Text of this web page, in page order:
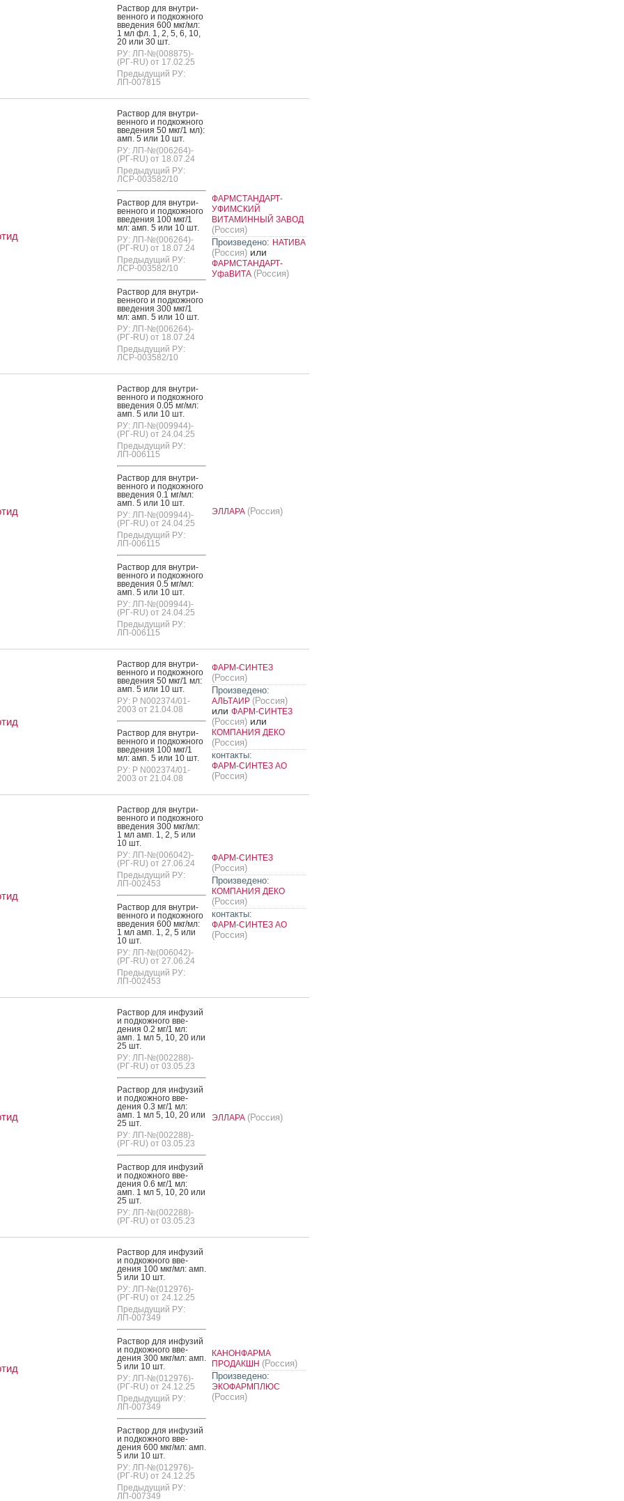
Рас­твор для внут­ри­
вен­но­го и под­кожно­го
вве­дения 600 мкг/мл:
1 мл фл. 1, 2, 5, 6, 10,
20 или 30 шт.
РУ: ЛП-№(008875)-
(РГ-RU) от 17.02.25
Предыдущий РУ:
ЛП-007815
Рас­твор для внут­ри­
вен­но­го и под­кожно­го
вве­дения 50 мкг/1 мл):
амп. 5 или 10 шт.
РУ: ЛП-№(006264)-
(РГ-RU) от 18.07.24
Предыдущий РУ:
ЛСР-003582/10
Рас­твор для внут­ри­
вен­но­го и под­кожно­го
вве­дения 100 мкг/1
мл: амп. 5 или 10 шт.
РУ: ЛП-№(006264)-
(РГ-RU) от 18.07.24
Предыдущий РУ:
ЛСР-003582/10
Рас­твор для внут­ри­
вен­но­го и под­кожно­го
вве­дения 300 мкг/1
мл: амп. 5 или 10 шт.
РУ: ЛП-№(006264)-
(РГ-RU) от 18.07.24
Предыдущий РУ:
ЛСР-003582/10
ФАРМСТАНДАРТ-
УФИМСКИЙ
ВИТАМИННЫЙ ЗАВОД
(Россия)
Произведено: НАТИВА
(Россия)или
ФАРМСТАНДАРТ-
УфаВИТА (Россия)
Рас­твор для внут­ри­
вен­но­го и под­кожно­го
вве­дения 0.05 мг/мл:
амп. 5 или 10 шт.
РУ: ЛП-№(009944)-
(РГ-RU) от 24.04.25
Предыдущий РУ:
ЛП-006115
Рас­твор для внут­ри­
вен­но­го и под­кожно­го
вве­дения 0.1 мг/мл:
амп. 5 или 10 шт.
РУ: ЛП-№(009944)-
(РГ-RU) от 24.04.25
Предыдущий РУ:
ЛП-006115
Рас­твор для внут­ри­
вен­но­го и под­кожно­го
вве­дения 0.5 мг/мл:
амп. 5 или 10 шт.
РУ: ЛП-№(009944)-
(РГ-RU) от 24.04.25
Предыдущий РУ:
ЛП-006115
ЭЛЛАРА (Россия)
Рас­твор для внут­ри­
вен­но­го и под­кожно­го
вве­дения 50 мкг/1 мл:
амп. 5 или 10 шт.
РУ: Р N002374/01-
2003 от 21.04.08
Рас­твор для внут­ри­
вен­но­го и под­кожно­го
вве­дения 100 мкг/1
мл: амп. 5 или 10 шт.
РУ: Р N002374/01-
2003 от 21.04.08
ФАРМ-СИНТЕЗ
(Россия)
Произведено:
АЛЬТАИР (Россия)
или ФАРМ-СИНТЕЗ
(Россия)или
КОМПАНИЯ ДЕКО
(Россия)
контакты:
ФАРМ-СИНТЕЗ АО
(Россия)
Рас­твор для внут­ри­
вен­но­го и под­кожно­го
вве­дения 300 мкг/мл:
1 мл амп. 1, 2, 5 или
10 шт.
РУ: ЛП-№(006042)-
(РГ-RU) от 27.06.24
Предыдущий РУ:
ЛП-002453
Рас­твор для внут­ри­
вен­но­го и под­кожно­го
вве­дения 600 мкг/мл:
1 мл амп. 1, 2, 5 или
10 шт.
РУ: ЛП-№(006042)-
(РГ-RU) от 27.06.24
Предыдущий РУ:
ЛП-002453
ФАРМ-СИНТЕЗ
(Россия)
Произведено:
КОМПАНИЯ ДЕКО
(Россия)
контакты:
ФАРМ-СИНТЕЗ АО
(Россия)
Рас­твор для ин­фу­зий
и под­кожно­го вве­
дения 0.2 мг/1 мл:
амп. 1 мл 5, 10, 20 или
25 шт.
РУ: ЛП-№(002288)-
(РГ-RU) от 03.05.23
Рас­твор для ин­фу­зий
и под­кожно­го вве­
дения 0.3 мг/1 мл:
амп. 1 мл 5, 10, 20 или
25 шт.
РУ: ЛП-№(002288)-
(РГ-RU) от 03.05.23
Рас­твор для ин­фу­зий
и под­кожно­го вве­
дения 0.6 мг/1 мл:
амп. 1 мл 5, 10, 20 или
25 шт.
РУ: ЛП-№(002288)-
(РГ-RU) от 03.05.23
ЭЛЛАРА (Россия)
Рас­твор для ин­фу­зий
и под­кожно­го вве­
дения 100 мкг/мл: амп.
5 или 10 шт.
РУ: ЛП-№(012976)-
(РГ-RU) от 24.12.25
Предыдущий РУ:
ЛП-007349
Рас­твор для ин­фу­зий
и под­кожно­го вве­
дения 300 мкг/мл: амп.
5 или 10 шт.
РУ: ЛП-№(012976)-
(РГ-RU) от 24.12.25
Предыдущий РУ:
ЛП-007349
Рас­твор для ин­фу­зий
и под­кожно­го вве­
дения 600 мкг/мл: амп.
5 или 10 шт.
РУ: ЛП-№(012976)-
(РГ-RU) от 24.12.25
Предыдущий РУ:
ЛП-007349
КАНОНФАРМА
ПРОДАКШН (Россия)
Произведено:
ЭКОФАРМПЛЮС
(Россия)